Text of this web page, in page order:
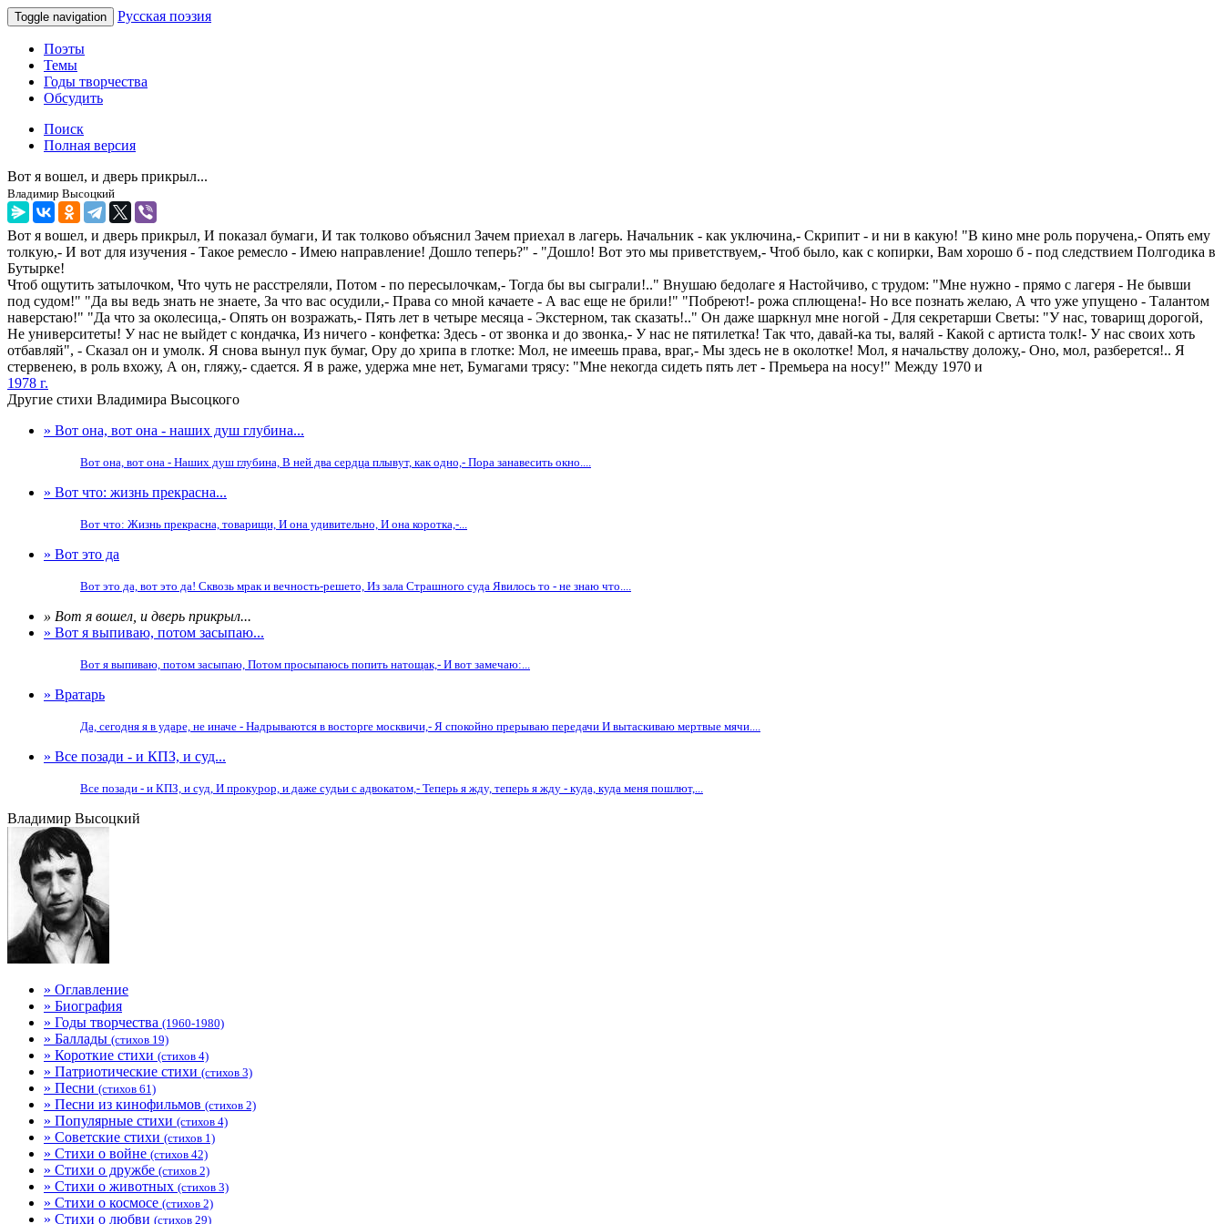
Toggle navigation Русская поэзия
Поэты
Темы
Годы творчества
Обсудить
Поиск
Полная версия
Вот я вошел, и дверь прикрыл...
Владимир Высоцкий
Вот я вошел, и дверь прикрыл, И показал бумаги, И так толково объяснил Зачем приехал в лагерь. Начальник - как уключина,- Скрипит - и ни в какую! "В кино мне роль поручена,- Опять ему
толкую,- И вот для изучения - Такое ремесло - Имею направление! Дошло теперь?" - "Дошло! Вот это мы приветствуем,- Чтоб было, как с копирки, Вам хорошо б - под следствием Полгодика в
Бутырке!
Чтоб ощутить затылочком, Что чуть не расстреляли, Потом - по пересылочкам,- Тогда бы вы сыграли!.." Внушаю бедолаге я Настойчиво, с трудом: "Мне нужно - прямо с лагеря - Не бывши
под судом!" "Да вы ведь знать не знаете, За что вас осудили,- Права со мной качаете - А вас еще не брили!" "Побреют!- рожа сплющена!- Но все познать желаю, А что уже упущено - Талантом
наверстаю!" "Да что за околесица,- Опять он возражать,- Пять лет в четыре месяца - Экстерном, так сказать!.." Он даже шаркнул мне ногой - Для секретарши Светы: "У нас, товарищ дорогой,
Не университеты! У нас не выйдет с кондачка, Из ничего - конфетка: Здесь - от звонка и до звонка,- У нас не пятилетка! Так что, давай-ка ты, валяй - Какой с артиста толк!- У нас своих хоть
отбавляй", - Сказал он и умолк. Я снова вынул пук бумаг, Ору до хрипа в глотке: Мол, не имеешь права, враг,- Мы здесь не в околотке! Мол, я начальству доложу,- Оно, мол, разберется!.. Я
стервенею, в роль вхожу, А он, гляжу,- сдается. Я в раже, удержа мне нет, Бумагами трясу: "Мне некогда сидеть пять лет - Премьера на носу!" Между 1970 и
1978 г.
Другие стихи Владимира Высоцкого
» Вот она, вот она - наших душ глубина...
Вот она, вот она - Наших душ глубина, В ней два сердца плывут, как одно,- Пора занавесить окно....
» Вот что: жизнь прекрасна...
Вот что: Жизнь прекрасна, товарищи, И она удивительно, И она коротка,-...
» Вот это да
Вот это да, вот это да! Сквозь мрак и вечность-решето, Из зала Страшного суда Явилось то - не знаю что....
» Вот я вошел, и дверь прикрыл...
» Вот я выпиваю, потом засыпаю...
Вот я выпиваю, потом засыпаю, Потом просыпаюсь попить натощак,- И вот замечаю:...
» Вратарь
Да, сегодня я в ударе, не иначе - Надрываются в восторге москвичи,- Я спокойно прерываю передачи И вытаскиваю мертвые мячи....
» Все позади - и КПЗ, и суд...
Все позади - и КПЗ, и суд, И прокурор, и даже судьи с адвокатом,- Теперь я жду, теперь я жду - куда, куда меня пошлют,...
Владимир Высоцкий
» Оглавление
» Биография
» Годы творчества (1960-1980)
» Баллады (стихов 19)
» Короткие стихи (стихов 4)
» Патриотические стихи (стихов 3)
» Песни (стихов 61)
» Песни из кинофильмов (стихов 2)
» Популярные стихи (стихов 4)
» Советские стихи (стихов 1)
» Стихи о войне (стихов 42)
» Стихи о дружбе (стихов 2)
» Стихи о животных (стихов 3)
» Стихи о космосе (стихов 2)
» Стихи о любви (стихов 29)